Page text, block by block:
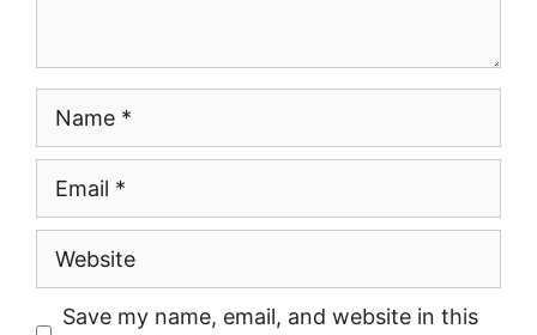
Name
Email
Website
Save my name, email, and website in this